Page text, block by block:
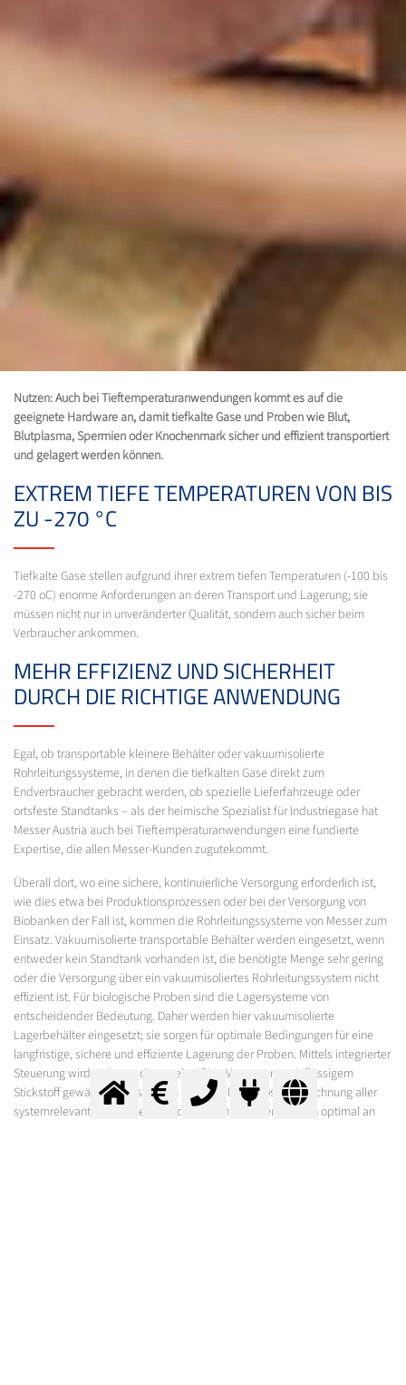
Nutzen: Auch bei Tieftemperaturanwendungen kommt es auf die
geeignete Hardware an, damit tiefkalte Gase und Proben wie Blut,
Blutplasma, Spermien oder Knochenmark sicher und effizient transportiert
und gelagert werden können.
EXTREM TIEFE TEMPERATUREN VON BIS
ZU -270 °C
Tiefkalte Gase stellen aufgrund ihrer extrem tiefen Temperaturen (-100 bis
-270 oC) enorme Anforderungen an deren Transport und Lagerung; sie
müssen nicht nur in unveränderter Qualität, sondern auch sicher beim
Verbraucher ankommen.
MEHR EFFIZIENZ UND SICHERHEIT
DURCH DIE RICHTIGE ANWENDUNG
Egal, ob transportable kleinere Behälter oder vakuumisolierte
Rohrleitungssysteme, in denen die tiefkalten Gase direkt zum
Endverbraucher gebracht werden, ob spezielle Lieferfahrzeuge oder
ortsfeste Standtanks – als der heimische Spezialist für Industriegase hat
Messer Austria auch bei Tieftemperaturanwendungen eine fundierte
Expertise, die allen Messer-Kunden zugutekommt.
Überall dort, wo eine sichere, kontinuierliche Versorgung erforderlich ist,
wie dies etwa bei Produktionsprozessen oder bei der Versorgung von
Biobanken der Fall ist, kommen die Rohrleitungssysteme von Messer zum
Einsatz. Vakuumisolierte transportable Behälter werden eingesetzt, wenn
entweder kein Standtank vorhanden ist, die benötigte Menge sehr gering
oder die Versorgung über ein vakuumisoliertes Rohrleitungssystem nicht
effizient ist. Für biologische Proben sind die Lagersysteme von
entscheidender Bedeutung. Daher werden hier vakuumisolierte
Lagerbehälter eingesetzt; sie sorgen für optimale Bedingungen für eine
langfristige, sichere und effiziente Lagerung der Proben. Mittels integrierter
Steuerung wird nicht nur die regelmäßige Versorgung mit flüssigem
Stickstoff gewährleistet, sondern auch die lückenlose Aufzeichnung aller
systemrelevanten Daten ermöglicht. In den Behältern sorgen optimal an